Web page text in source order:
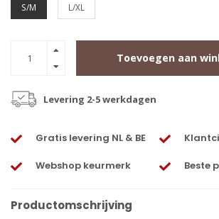
S/M L/XL
Toevoegen aan
Levering 2-5 werkdagen
Gratis levering NL & BE
Webshop keurmerk Beste
Productomschrijving